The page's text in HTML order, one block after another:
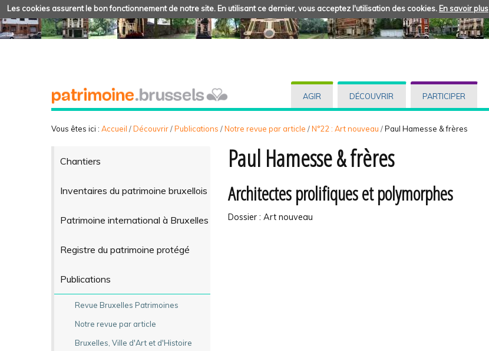
Les cookies assurent le bon fonctionnement de notre site. En utilisant ce dernier, vous acceptez l'utilisation des cookies. En savoir plus
AGIR DÉCOUVRIR PARTICIPER
Vous êtes ici : Accueil /Découvrir/Publications /Notre revue par article /N°22 : Art nouveau /Paul Hamesse & frères
Chantiers
Inventaires du patrimoine bruxellois
Patrimoine international à Bruxelles
Registre du patrimoine protégé
Publications
Revue Bruxelles Patrimoines
Notre revue par article
Bruxelles, Ville d'Art et d'Histoire
Paul Hamesse & frères
Architectes prolifiques et polymorphes
Dossier : Art nouveau